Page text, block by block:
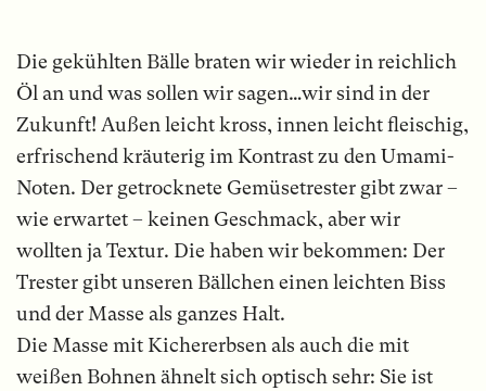
Die gekühlten Bälle braten wir wieder in reichlich
Öl an und was sollen wir sagen…wir sind in der
Zukunft! Außen leicht kross, innen leicht fleischig,
erfrischend kräuterig im Kontrast zu den Umami-
Noten. Der getrocknete Gemüsetrester gibt zwar –
wie erwartet – keinen Geschmack, aber wir
wollten ja Textur. Die haben wir bekommen: Der
Trester gibt unseren Bällchen einen leichten Biss
und der Masse als ganzes Halt.
Die Masse mit Kichererbsen als auch die mit
weißen Bohnen ähnelt sich optisch sehr: Sie ist